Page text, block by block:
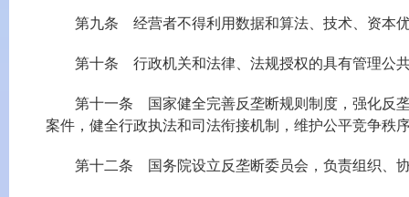
第九条 经营者不得利用数据和算法、技术、资本优
第十条 行政机关和法律、法规授权的具有管理公共
第十一条 国家健全完善反垄断规则制度，强化反垄
案件，健全行政执法和司法衔接机制，维护公平竞争秩
第十二条 国务院设立反垄断委员会，负责组织、协